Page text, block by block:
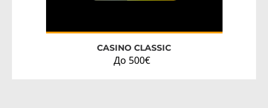
CASINO CLASSIC
До 500€